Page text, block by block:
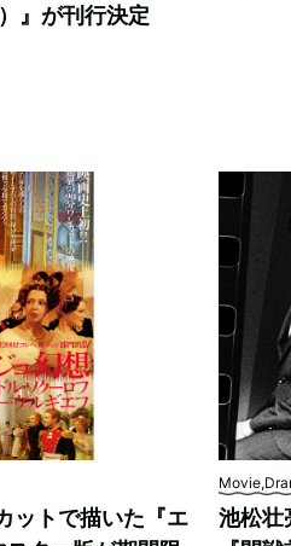
』が刊行決定
ットで描いた『エ
池松壮